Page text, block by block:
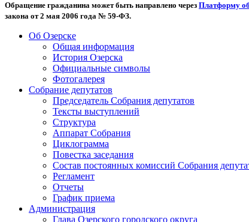
Обращение гражданина может быть направлено через Платформу
закона от 2 мая 2006 года № 59-ФЗ.
Об Озерске
Общая информация
История Озерска
Официальные символы
Фотогалерея
Собрание депутатов
Председатель Собрания депутатов
Тексты выступлений
Структура
Аппарат Собрания
Циклограмма
Повестка заседания
Состав постоянных комиссий Собрания
Регламент
Отчеты
График приема
Администрация
Глава Озерского городского округа